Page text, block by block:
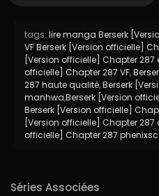
tags: lire manga Berserk
VF Berserk [Version officielle]
[Version officielle] Chapter 287
officielle] Chapter 287 VF,
287 haute qualité,Berserk
manhwa,Berserk [Version
Berserk [Version officielle]
[Version officielle] Chapter
officielle] Chapter 287
Séries Associées